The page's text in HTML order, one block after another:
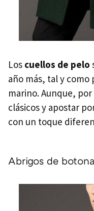
Los cuellos de pelo
año más, tal y como
marino. Aunque,
clásicos y apostar
con un toque
Abrigos de